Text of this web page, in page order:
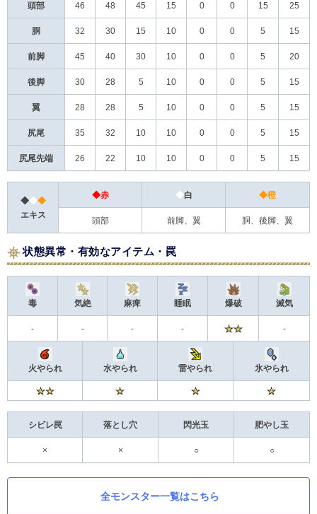
頭部 46 48 45 15 0 0 15 25
胴 32 30 15 10 0 0 5 15
前脚 45 40 30 10 0 0 5 20
後脚 30 28 5 10 0 0 5 15
翼 28 28 5 10 0 0 5 15
尻尾 35 32 10 10 0 0 5 15
尻尾先端 26 22 10 10 0 0 5 15
◆◆◆
エキス
◆赤 ◆白 ◆橙
頭部 前脚、翼 胴、後脚、翼
状態異常・有効なアイテム・罠
毒 気絶 麻痺 睡眠 爆破 滅気
- - - - -
火やられ 水やられ 雷やられ 氷やられ
シビレ罠 落とし穴 閃光玉 肥やし玉
× × ○ ○
全モンスター一覧はこちら